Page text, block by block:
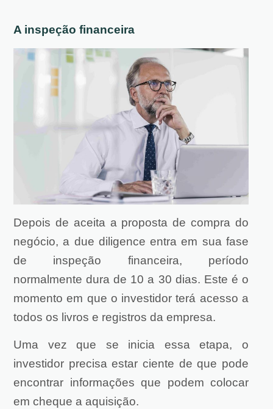
A inspeção financeira
Depois de aceita a proposta de compra do
negócio, a due diligence entra em sua fase
de inspeção financeira, período
normalmente dura de 10 a 30 dias. Este é o
momento em que o investidor terá acesso a
todos os livros e registros da empresa.
Uma vez que se inicia essa etapa, o
investidor precisa estar ciente de que pode
encontrar informações que podem colocar
em cheque a aquisição.